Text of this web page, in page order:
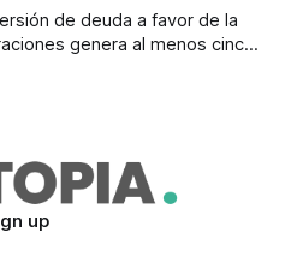
de deuda a favor de la
genera al menos cinco
up